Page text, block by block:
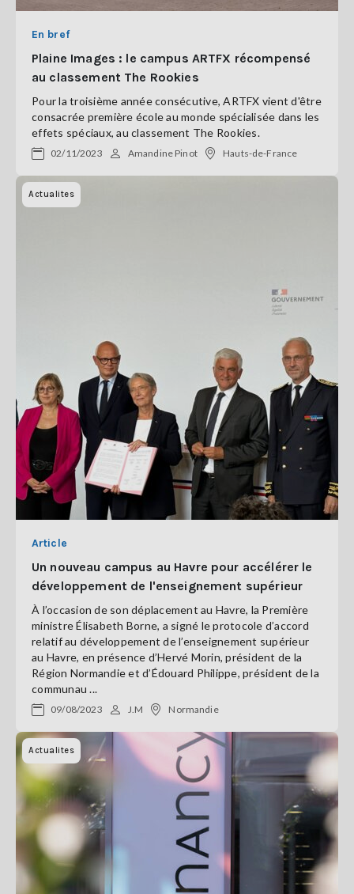
En bref
Plaine Images : le campus ARTFX récompensé
au classement The Rookies
Pour la troisième année consécutive, ARTFX vient d'être
consacrée première école au monde spécialisée dans les
effets spéciaux, au classement The Rookies.
02/11/2023 Amandine Pinot Hauts-de-France
Actualites
Article
Un nouveau campus au Havre pour accélérer le
développement de l'enseignement supérieur
À l’occasion de son déplacement au Havre, la Première
ministre Élisabeth Borne, a signé le protocole d’accord
relatif au développement de l’enseignement supérieur
au Havre, en présence d’Hervé Morin, président de la
Région Normandie et d’Édouard Philippe, président de la
communau ...
09/08/2023 J.M Normandie
Actualites